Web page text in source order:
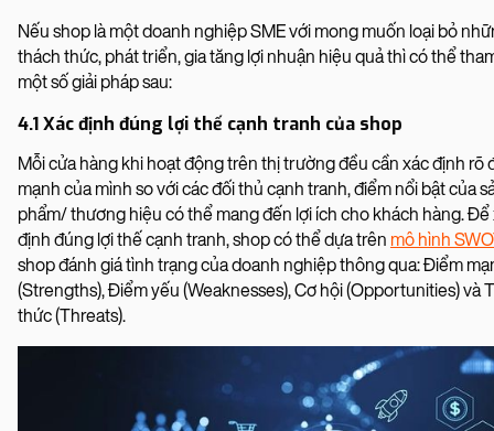
Nếu shop là một doanh nghiệp SME với mong muốn loại bỏ
thách thức, phát triển, gia tăng lợi nhuận hiệu quả thì có thể
một số giải pháp sau:
4.1 Xác định đúng lợi thế cạnh tranh của shop
Mỗi cửa hàng khi hoạt động trên thị trường đều cần xác định rõ
mạnh của mình so với các đối thủ cạnh tranh, điểm nổi bật của
phẩm/ thương hiệu có thể mang đến lợi ích cho khách hàng. Để
định đúng lợi thế cạnh tranh, shop có thể dựa trên mô hình
shop đánh giá tình trạng của doanh nghiệp thông qua: Điểm
(Strengths), Điểm yếu (Weaknesses), Cơ hội (Opportunities) và
thức (Threats).